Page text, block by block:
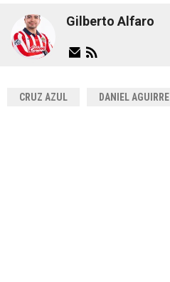
Gilberto Alfaro
CRUZ AZUL DANIEL AGUIRRE